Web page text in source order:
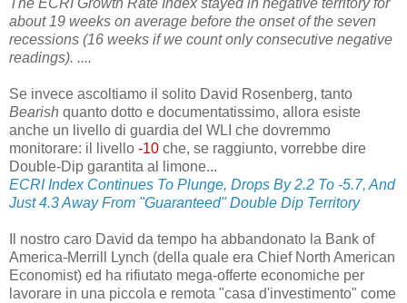
The ECRI Growth Rate Index stayed in negative territory for
about 19 weeks on average before the onset of the seven
recessions (16 weeks if we count only consecutive negative
readings). ....
Se invece ascoltiamo il solito David Rosenberg, tanto
Bearish quanto dotto e documentatissimo, allora esiste
anche un livello di guardia del WLI che dovremmo
monitorare: il livello -10 che, se raggiunto, vorrebbe dire
Double-Dip garantita al limone...
ECRI Index Continues To Plunge, Drops By 2.2 To -5.7, And
Just 4.3 Away From "Guaranteed" Double Dip Territory
Il nostro caro David da tempo ha abbandonato la Bank of
America-Merrill Lynch (della quale era Chief North American
Economist) ed ha rifiutato mega-offerte economiche per
lavorare in una piccola e remota "casa d'investimento" come